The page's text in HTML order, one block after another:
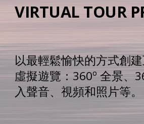
VIRTUAL TOUR
以最輕鬆愉快的方式創
虛擬遊覽：360º 全景、
入聲音、視頻和照片等。